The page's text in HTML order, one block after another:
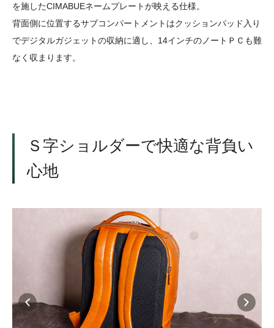
を施したCIMABUEネームプレートが映える仕様。
背面側に位置するサブコンパートメントはクッションパッド入り
でデジタルガジェットの収納に適し、14インチのノートＰＣも難
なく収まります。
Ｓ字ショルダーで快適な背負い
心地